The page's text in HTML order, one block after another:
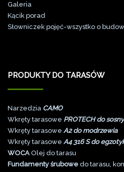
Galeria
Kącik porad
Słowniczek pojęć-wszystko o
PRODUKTY DO TARASÓW
Narzedzia CAMO
Wkręty tarasowe PROTECH do
Wkręty tarasowe A2 do modrzewia
Wkręty tarasowe A4 316 S do
WOCAOlej do tarasu
Fundamenty śrubowe do tarasu,